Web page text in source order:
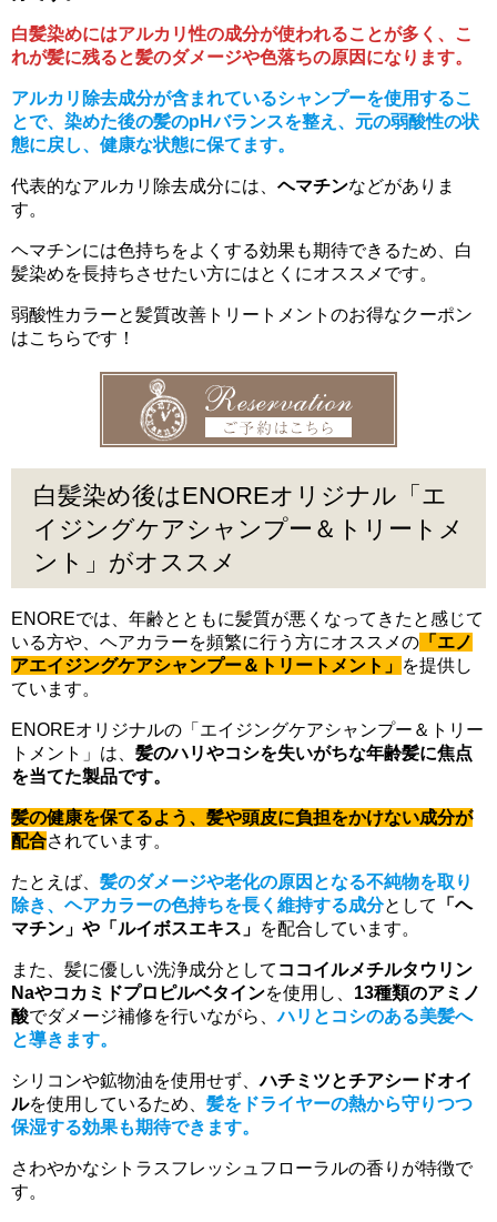
白髪染めにはアルカリ性の成分が使われることが多く、こ
れが髪に残ると髪のダメージや色落ちの原因になります。
アルカリ除去成分が含まれているシャンプーを使用するこ
とで、染めた後の髪のpHバランスを整え、元の弱酸性の状
態に戻し、健康な状態に保てます。
代表的なアルカリ除去成分には、 ヘマチンなどがありま
す。
ヘマチンには色持ちをよくする効果も期待できるため、白
髪染めを長持ちさせたい方にはとくにオススメです。
弱酸性カラーと髪質改善トリートメントのお得なクーポン
はこちらです！
白髪染め後はENOREオリジナル「エ
イジングケアシャンプー＆トリートメ
ント」がオススメ
ENOREでは、年齢とともに髪質が悪くなってきたと感じて
いる方や、ヘアカラーを頻繁に行う方にオススメの 「エノ
アエイジングケアシャンプー＆トリートメント」 を提供し
ています。
ENOREオリジナルの「エイジングケアシャンプー＆トリー
トメント」は、 髪のハリやコシを失いがちな年齢髪に焦点
を当てた製品です。
髪の健康を保てるよう、髪や頭皮に負担をかけない成分が
配合されています。
たとえば、 髪のダメージや老化の原因となる不純物を取り
除き、ヘアカラーの色持ちを長く維持する成分として
「ヘ
マチン」や「ルイボスエキス」 を配合しています。
また、髪に優しい洗浄成分として ココイルメチルタウリン
Naやコカミドプロピルベタインを使用し、 13種類のアミノ
酸でダメージ補修を行いながら、ハリとコシのある美髪へ
と導きます。
シリコンや鉱物油を使用せず、ハチミツとチアシードオイ
ルを使用しているため、 髪をドライヤーの熱から守りつつ
保湿する効果も期待できます。
さわやかなシトラスフレッシュフローラルの香りが特徴で
す。